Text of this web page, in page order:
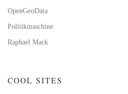
OpenGeoData
Politikmaschine
Raphael Mack
COOL SITES